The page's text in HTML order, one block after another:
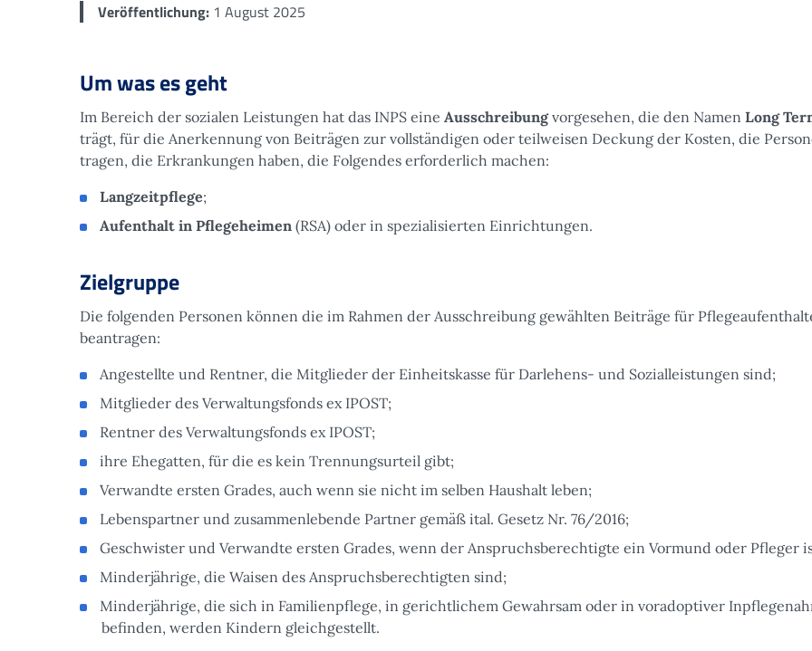
Veröffentlichung: 1 August 2025
Um was es geht
Im Bereich der sozialen Leistungen hat das INPS eine Ausschreibungvorgesehen, die den Namen Long
trägt, für die Anerkennung von Beiträgen zur vollständigen oder teilweisen Deckung der Kosten, die
tragen, die Erkrankungen haben, die Folgendes erforderlich machen:
Langzeitpflege;
Aufenthalt in Pflegeheimen (RSA) oder in spezialisierten Einrichtungen.
Zielgruppe
Die folgenden Personen können die im Rahmen der Ausschreibung gewählten Beiträge für
beantragen:
Angestellte und Rentner, die Mitglieder der Einheitskasse für Darlehens- und Sozialleistungen sind;
Mitglieder des Verwaltungsfonds ex IPOST;
Rentner des Verwaltungsfonds ex IPOST;
ihre Ehegatten, für die es kein Trennungsurteil gibt;
Verwandte ersten Grades, auch wenn sie nicht im selben Haushalt leben;
Lebenspartner und zusammenlebende Partner gemäß ital. Gesetz Nr. 76/2016;
Geschwister und Verwandte ersten Grades, wenn der Anspruchsberechtigte ein Vormund oder Pfleger
Minderjährige, die Waisen des Anspruchsberechtigten sind;
Minderjährige, die sich in Familienpflege, in gerichtlichem Gewahrsam oder in voradoptiver
befinden, werden Kindern gleichgestellt.